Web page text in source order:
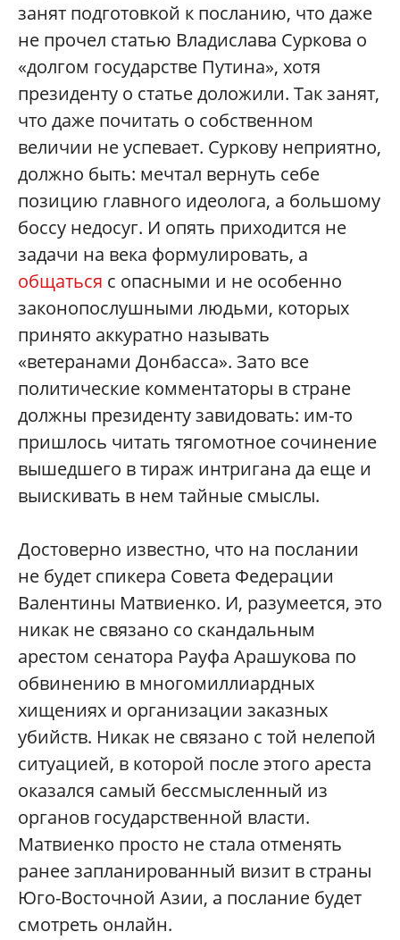
занят подготовкой к посланию, что даже
не прочел статью Владислава Суркова о
«долгом государстве Путина», хотя
президенту о статье доложили. Так занят,
что даже почитать о собственном
величии не успевает. Суркову неприятно,
должно быть: мечтал вернуть себе
позицию главного идеолога, а большому
боссу недосуг. И опять приходится не
задачи на века формулировать, а
общаться с опасными и не особенно
законопослушными людьми, которых
принято аккуратно называть
«ветеранами Донбасса». Зато все
политические комментаторы в стране
должны президенту завидовать: им-то
пришлось читать тягомотное сочинение
вышедшего в тираж интригана да еще и
выискивать в нем тайные смыслы.
Достоверно известно, что на послании
не будет спикера Совета Федерации
Валентины Матвиенко. И, разумеется, это
никак не связано со скандальным
арестом сенатора Рауфа Арашукова по
обвинению в многомиллиардных
хищениях и организации заказных
убийств. Никак не связано с той нелепой
ситуацией, в которой после этого ареста
оказался самый бессмысленный из
органов государственной власти.
Матвиенко просто не стала отменять
ранее запланированный визит в страны
Юго-Восточной Азии, а послание будет
смотреть онлайн.